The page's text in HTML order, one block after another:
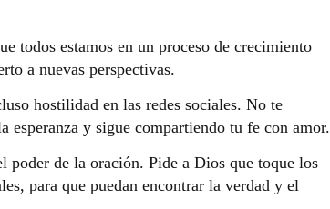
todos estamos en un proceso de crecimiento
a nuevas perspectivas.
hostilidad en las redes sociales. No te
esperanza y sigue compartiendo tu fe con amor.
poder de la oración. Pide a Dios que toque los
para que puedan encontrar la verdad y el